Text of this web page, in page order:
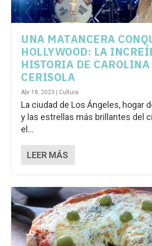
UNA MATANCERA
HOLLYWOOD: LA
HISTORIA DE CAROLINA
CERISOLA
Abr 18, 2023 Cultura
La ciudad de Los Ángeles, hogar
y las estrellas más brillantes del
el...
LEER MÁS